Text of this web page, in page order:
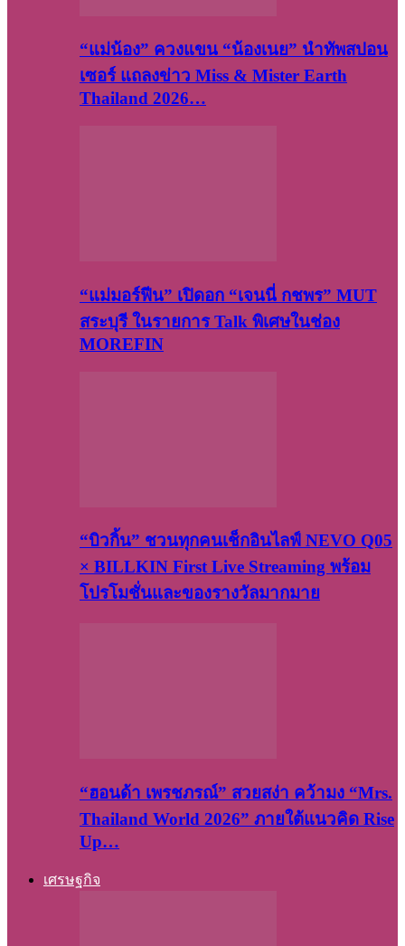
“แม่น้อง” ควงแขน “น้องเนย” นำทัพสปอน
เซอร์ แถลงข่าว Miss & Mister Earth
Thailand 2026…
“แม่มอร์ฟีน” เปิดอก “เจนนี่ กชพร” MUT
สระบุรี ในรายการ Talk พิเศษในช่อง
MOREFIN
“บิวกิ้น” ชวนทุกคนเช็กอินไลฟ์ NEVO Q05
× BILLKIN First Live Streaming พร้อม
โปรโมชั่นและของรางวัลมากมาย
“ฮอนด้า เพรชภรณ์” สวยสง่า คว้ามง “Mrs.
Thailand World 2026” ภายใต้แนวคิด Rise
Up…
เศรษฐกิจ